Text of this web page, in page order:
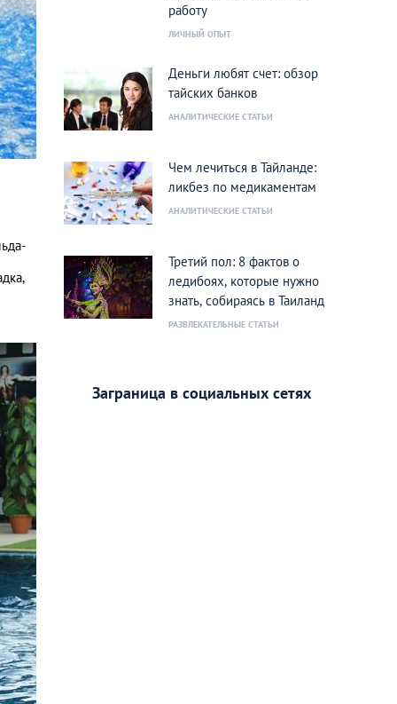
работу
ЛИЧНЫЙ ОПЫТ
Деньги любят счет: обзор
тайских банков
АНАЛИТИЧЕСКИЕ СТАТЬИ
Чем лечиться в Тайланде:
ликбез по медикаментам
АНАЛИТИЧЕСКИЕ СТАТЬИ
Третий пол: 8 фактов о
ледибоях, которые нужно
знать, собираясь в Таиланд
РАЗВЛЕКАТЕЛЬНЫЕ СТАТЬИ
Заграница в социальных сетях